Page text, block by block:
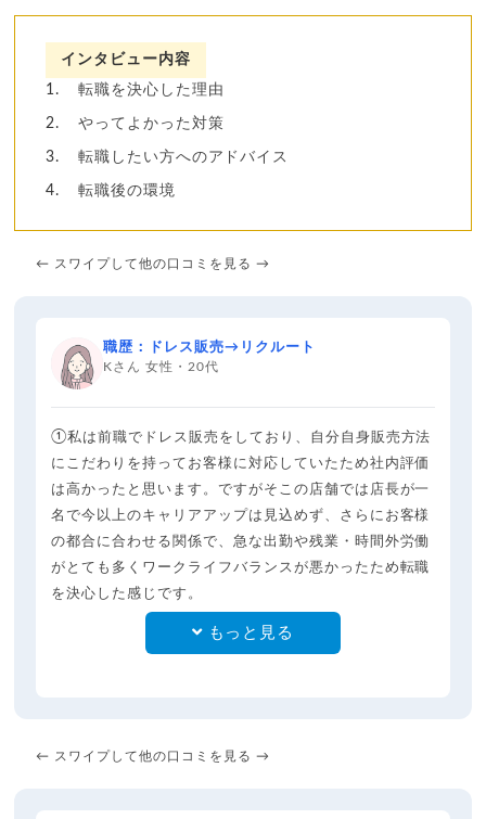
インタビュー内容
転職を決心した理由
やってよかった対策
転職したい方へのアドバイス
転職後の環境
← スワイプして他の口コミを見る →
職歴：ドレス販売→リクルート
Kさん 女性・20代
①私は前職でドレス販売をしており、自分自身販売方法
にこだわりを持ってお客様に対応していたため社内評価
は高かったと思います。ですがそこの店舗では店長が一
名で今以上のキャリアアップは見込めず、さらにお客様
の都合に合わせる関係で、急な出勤や残業・時間外労働
がとても多くワークライフバランスが悪かったため転職
を決心した感じです。
もっと見る
← スワイプして他の口コミを見る →